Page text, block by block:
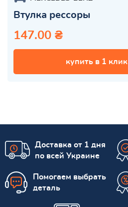
Втулка рессоры
147.00 ₴
купить в 1 клик
Доставка от 1 дня
по всей Украине
Помогаем выбрать
деталь